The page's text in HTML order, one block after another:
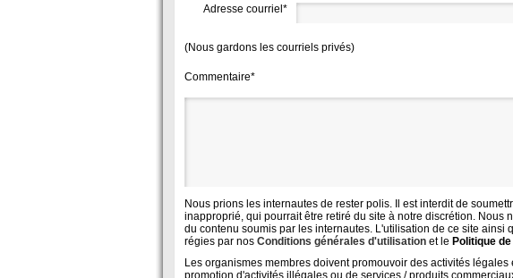
Adresse courriel*
(Nous gardons les courriels privés)
Commentaire*
Nous prions les internautes de rester polis. Il est interdit de
inapproprié, qui pourrait être retiré du site à notre discrétion. Nous
du contenu soumis par les internautes. L'utilisation de ce site ainsi
régies par nos Conditions générales d'utilisation et le Politique
Les organismes membres doivent promouvoir des activités
promotion d'activités illégales ou de services / produits